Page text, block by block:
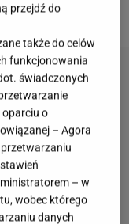
oktagonie.
przejdź do
także do celów
funkcjonowania
świadczonych
oparciu o
– Agora
– w
wobec którego
danych